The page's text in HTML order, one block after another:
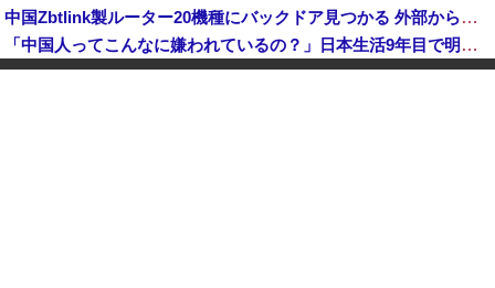
中国Zbtlink製ルーター20機種にバックドア見つかる 外部から完全制御のおそれ
「中国人ってこんなに嫌われているの？」日本生活9年目で明かす本心！
【韓国株】 7月のKOSPI 28.9％下落…通貨危機を超える過去最大の下げ幅